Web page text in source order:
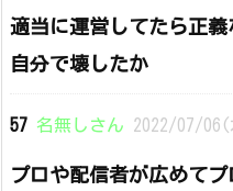
適当に運営してたら正義
自分で壊したか
57 名無しさん 2022/07/
プロや配信者が広めて